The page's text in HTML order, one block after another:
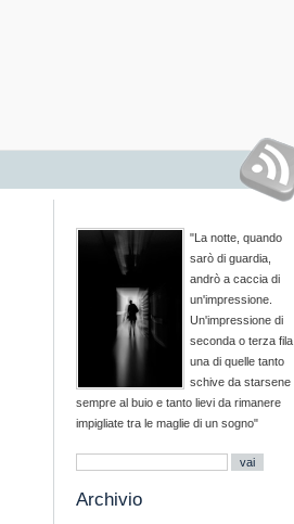
"La notte, quando
sarò di guardia,
andrò a caccia di
un'impressione.
Un'impressione di
seconda o terza fila,
una di quelle tanto
schive da starsene
sempre al buio e tanto lievi da rimanere
impigliate tra le maglie di un sogno"
Archivio